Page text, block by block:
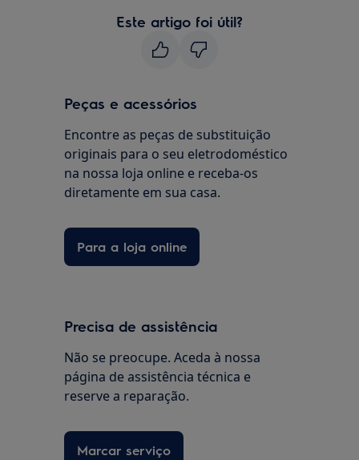
Este artigo foi útil?
Peças e acessórios
Encontre as peças de substituição
originais para o seu eletrodoméstico
na nossa loja online e receba-os
diretamente em sua casa.
Para a loja online
Precisa de assistência
Não se preocupe. Aceda à nossa
página de assistência técnica e
reserve a reparação.
Marcar serviço